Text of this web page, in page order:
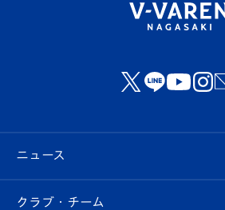
ニュース
すべて
クラブ・チーム